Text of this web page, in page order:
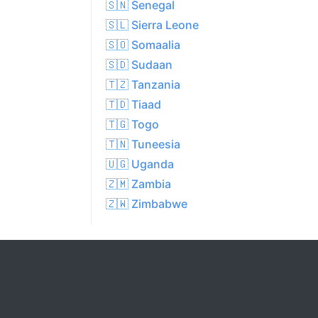
🇸🇳 Senegal
🇸🇱 Sierra Leone
🇸🇴 Somaalia
🇸🇩 Sudaan
🇹🇿 Tanzania
🇹🇩 Tiaad
🇹🇬 Togo
🇹🇳 Tuneesia
🇺🇬 Uganda
🇿🇲 Zambia
🇿🇼 Zimbabwe